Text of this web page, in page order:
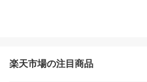
楽天市場の注目商品